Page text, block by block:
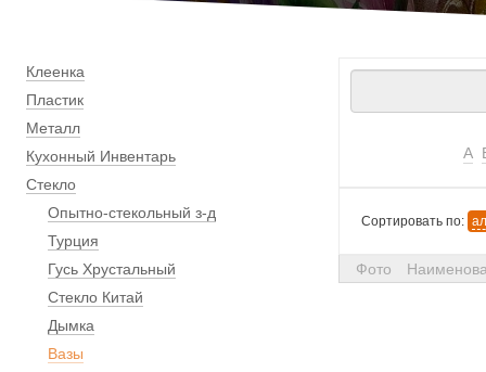
Клеенка
Пластик
Металл
Кухонный Инвентарь
Стекло
Опытно-стекольный з-д
Турция
Гусь Хрустальный
Стекло Китай
Дымка
Вазы
А
Сортировать по:
Фото